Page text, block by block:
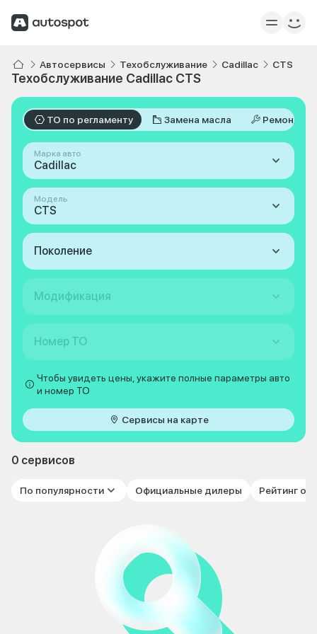
Автосервисы Техобслуживание Cadillac CTS
Техобслуживание Cadillac CTS
ТО по регламенту Замена масла Ремонт
Марка авто
Cadillac
Модель
CTS
Поколение
Модификация
Номер ТО
Чтобы увидеть цены, укажите полные параметры авто
и номер ТО
Сервисы на карте
0 сервисов
По популярности Официальные дилеры Рейтинг